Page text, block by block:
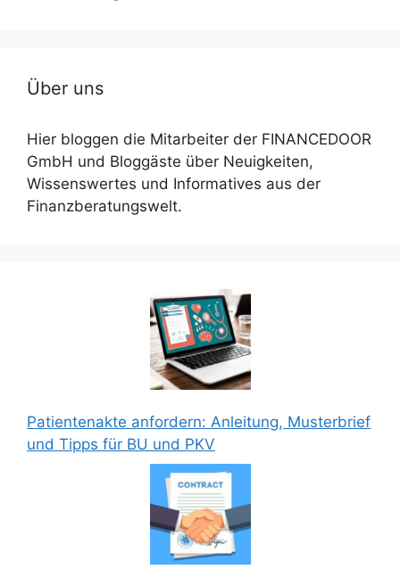
Über uns
Hier bloggen die Mitarbeiter der FINANCEDOOR
GmbH und Bloggäste über Neuigkeiten,
Wissenswertes und Informatives aus der
Finanzberatungswelt.
Patientenakte anfordern: Anleitung, Musterbrief
und Tipps für BU und PKV